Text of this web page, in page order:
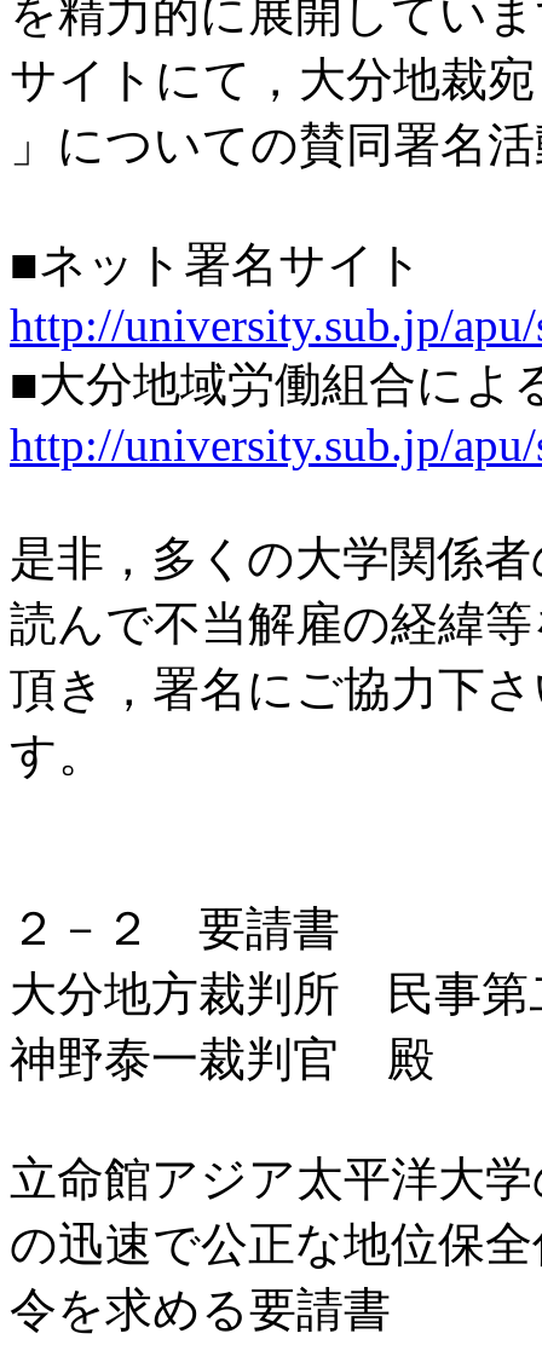
を精力的に展開してい
サイトにて，大分地裁
」についての賛同署名
■ネット署名サイト
http://university.sub.jp/
■大分地域労働組合によ
http://university.sub.jp/
是非，多くの大学関係
読んで不当解雇の経緯
頂き，署名にご協力下
す。
２－２ 要請書
大分地方裁判所 民事第
神野泰一裁判官 殿
立命館アジア太平洋大
の迅速で公正な地位保
令を求める要請書